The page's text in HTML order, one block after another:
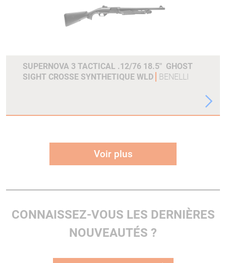
SUPERNOVA 3 TACTICAL .12/76 18.5" GHOST
SIGHT CROSSE SYNTHETIQUE WLD
BENELLI
Voir plus
CONNAISSEZ-VOUS LES DERNIÈRES
NOUVEAUTÉS ?